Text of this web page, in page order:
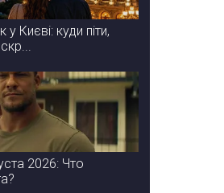
у Києві: куди піти,
2026: Что